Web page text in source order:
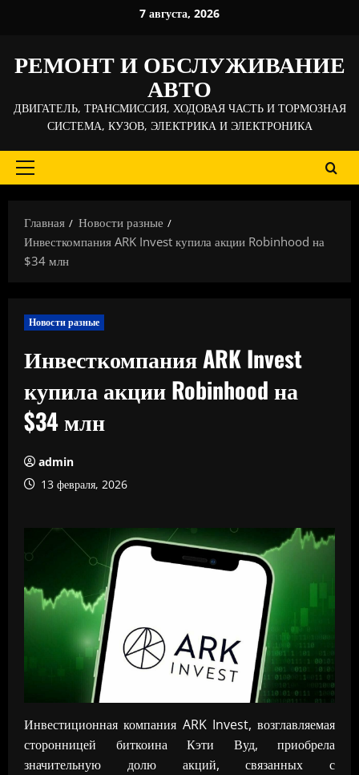
7 августа, 2026
РЕМОНТ И ОБСЛУЖИВАНИЕ
АВТО
ДВИГАТЕЛЬ, ТРАНСМИССИЯ, ХОДОВАЯ ЧАСТЬ И ТОРМОЗНАЯ
СИСТЕМА, КУЗОВ, ЭЛЕКТРИКА И ЭЛЕКТРОНИКА
Основное
Главная
Новости разные
Инвесткомпания ARK Invest купила акции Robinhood на
$34 млн
Новости разные
Инвесткомпания ARK Invest
купила акции Robinhood на
$34 млн
admin
13 февраля, 2026
Инвестиционная компания ARK Invest, возглавляемая
сторонницей биткоина Кэти Вуд, приобрела
значительную долю акций, связанных с